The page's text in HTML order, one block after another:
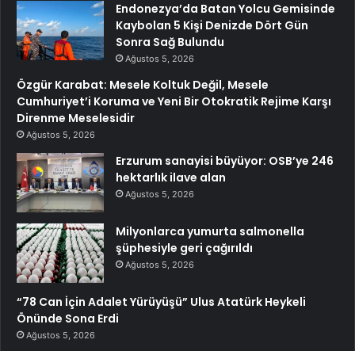
Endonezya’da Batan Yolcu Gemisinde
Kaybolan 5 Kişi Denizde Dört Gün
Sonra Sağ Bulundu
Ağustos 5, 2026
Özgür Karabat: Mesele Koltuk Değil, Mesele
Cumhuriyet’i Koruma ve Yeni Bir Otokratik Rejime Karşı
Direnme Meselesidir
Ağustos 5, 2026
Erzurum sanayisi büyüyor: OSB’ye 246
hektarlık ilave alan
Ağustos 5, 2026
Milyonlarca yumurta salmonella
şüphesiyle geri çağırıldı
Ağustos 5, 2026
“78 Can İçin Adalet Yürüyüşü” Ulus Atatürk Heykeli
Önünde Sona Erdi
Ağustos 5, 2026